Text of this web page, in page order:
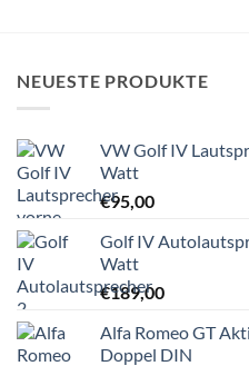
NEUESTE PRODUKTE
VW Golf IV
Watt
€95,00
Golf IV
Watt
€189,00
Alfa Romeo GT
Doppel DIN